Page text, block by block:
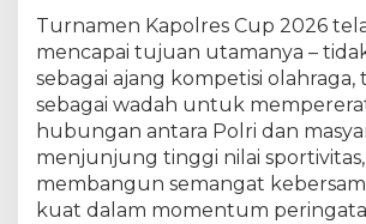
Turnamen Kapolres Cup 2026
mencapai tujuan utamanya –
sebagai ajang kompetisi olahraga,
sebagai wadah untuk
hubungan antara Polri dan
menjunjung tinggi nilai
membangun semangat
kuat dalam momentum